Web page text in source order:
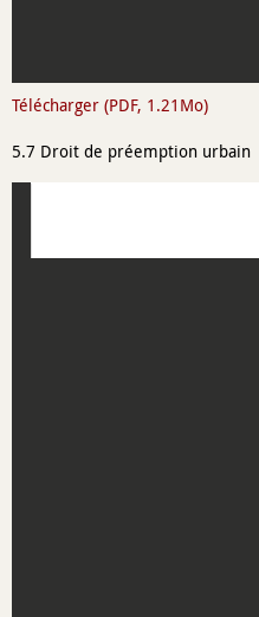
Télécharger (PDF, 1.21Mo)
5.7 Droit de préemption urbain